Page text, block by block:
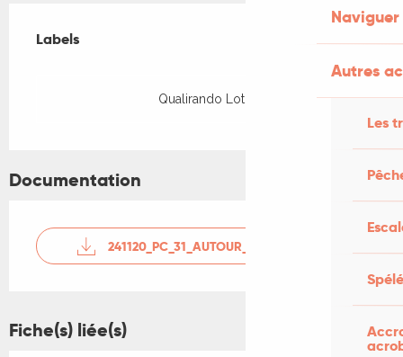
Autres
Les
Labels
Labels
Qualirando Lot
Documentation
Fiche(s) liée(s)